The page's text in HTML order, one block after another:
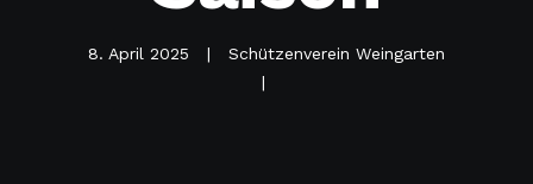
8. April 2025 Schützenverein Weingarten